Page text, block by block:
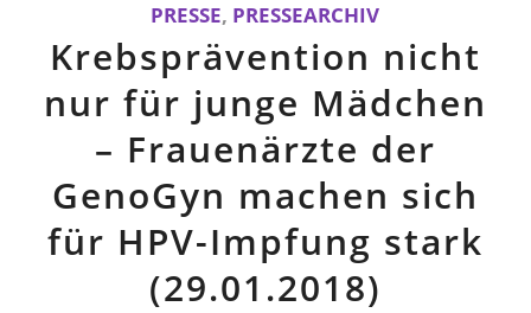
PRESSE, PRESSEARCHIV
Krebsprävention nicht
nur für junge Mädchen
– Frauenärzte der
GenoGyn machen sich
für HPV-Impfung stark
(29.01.2018)